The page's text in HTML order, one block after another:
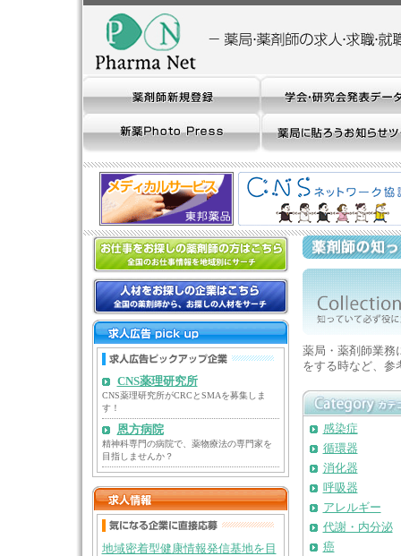
CNS薬理研究所
CNS薬理研究所がCRCとSMAを募集しま
す！
恩方病院
精神科専門の病院で、薬物療法の専門家を
目指しませんか？
地域密着型健康情報発信基地を目
薬局・薬剤師業務
をする時など、参
感染症
循環器
消化器
呼吸器
アレルギー
代謝・内分泌
癌